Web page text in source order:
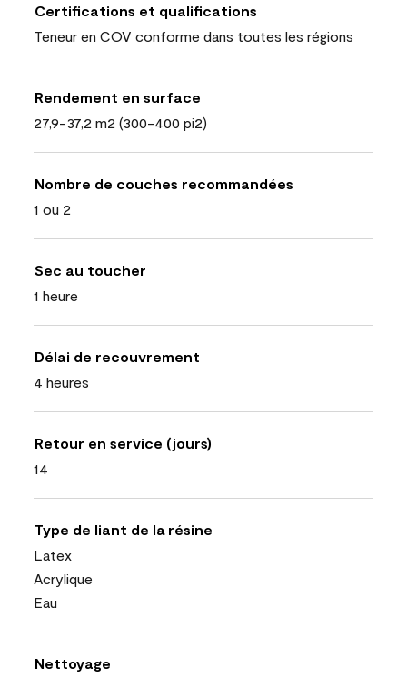
Certifications et qualifications
Teneur en COV conforme dans toutes les régions
Rendement en surface
27,9-37,2 m2 (300-400 pi2)
Nombre de couches recommandées
1 ou 2
Sec au toucher
1 heure
Délai de recouvrement
4 heures
Retour en service (jours)
14
Type de liant de la résine
Latex
Acrylique
Eau
Nettoyage